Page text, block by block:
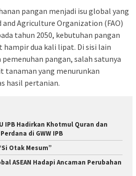
pangan menjadi isu global yang
and Agriculture Organization (FAO)
tahun 2050, kebutuhan pangan
hampir dua kali lipat. Di sisi lain
pangan, salah satunya
tanaman yang menurunkan
hasil pertanian.
IPB Hadirkan Khotmul Quran dan
di GWW IPB
Otak Mesum”
ASEAN Hadapi Ancaman Perubahan